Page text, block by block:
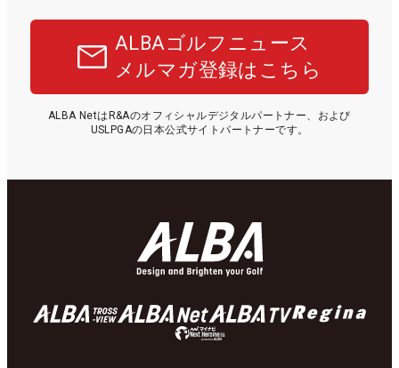
ALBAゴルフニュース
メルマガ登録はこちら
ALBA NetはR&Aのオフィシャルデジタルパートナー、および
USLPGAの日本公式サイトパートナーです。